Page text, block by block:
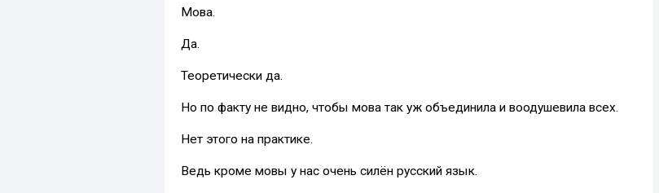
Мова.
Да.
Теоретически да.
Но по факту не видно, чтобы мова так уж объединила и воодушевила всех.
Нет этого на практике.
Ведь кроме мовы у нас очень силён русский язык.